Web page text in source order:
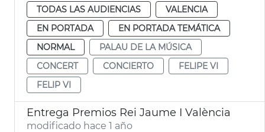
TODAS LAS AUDIENCIAS
VALENCIA
EN PORTADA
EN PORTADA TEMÁTICA
NORMAL
PALAU DE LA MÚSICA
CONCERT
CONCIERTO
FELIPE VI
FELIP VI
Entrega Premios Rei Jaume I València
modificado hace 1 año